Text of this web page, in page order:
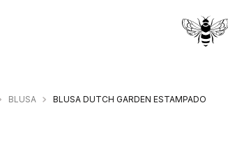
O que você
BLUSA BLUSA DUTCH GARDEN ESTAMPADO